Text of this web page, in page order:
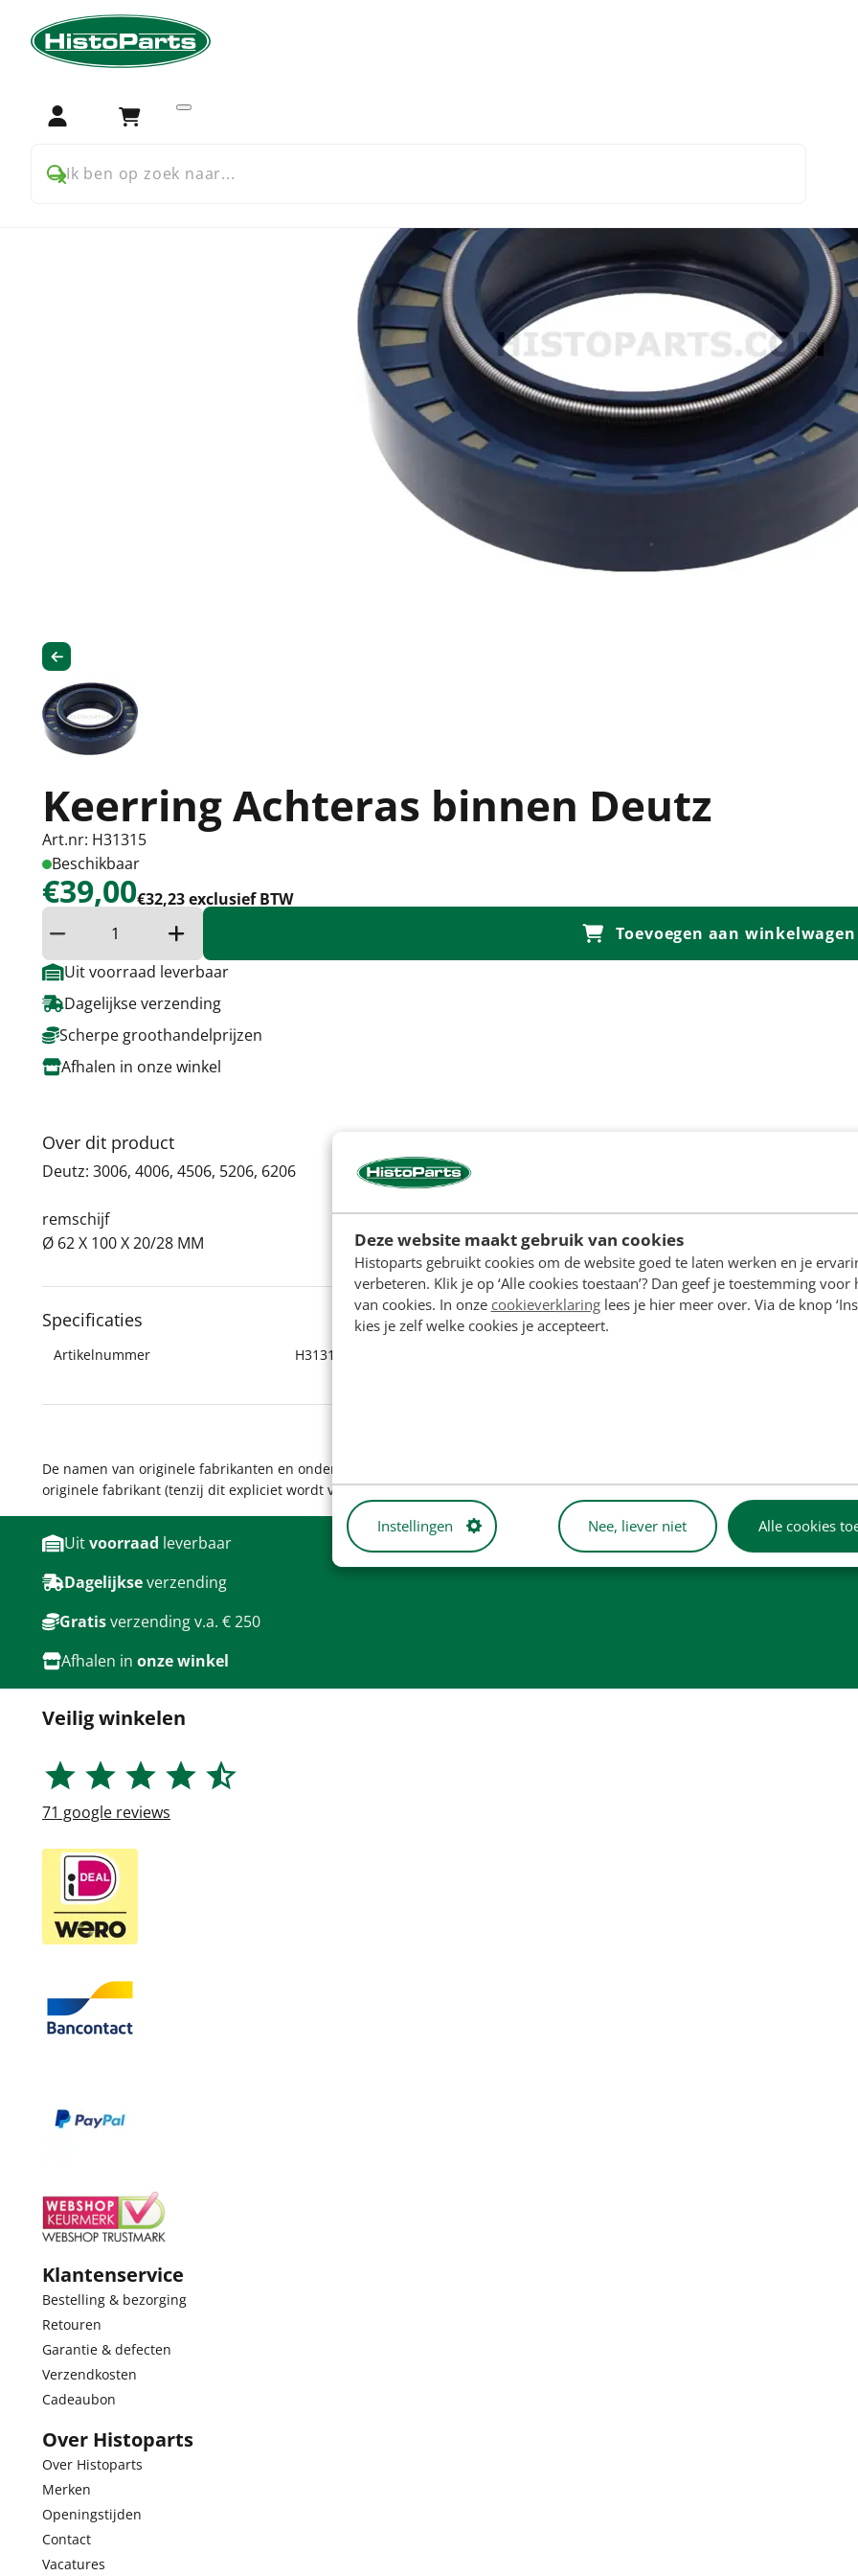
Deze website maakt gebruik van cookies
Histoparts gebruikt cookies om de website goed te laten werken en je
verbeteren. Klik je op ‘Alle cookies toestaan’? Dan geef je toestemming voor
van cookies. In onze cookieverklaringlees je hier meer over. Via de knop
kies je zelf welke cookies je accepteert.
Instellingen Nee, liever niet Alle cookies
Login Winkelwagen
Ik ben op zoek naar...
Home Trekker onderdelen
Keerring Achteras binnen Deutz
Art.nr: H31315
Beschikbaar
€39,00€32,23 exclusief BTW
Verminder hoeveelheid
Toevoegen aan winkelwagen
Uit voorraad leverbaar
Dagelijkse verzending
Scherpe groothandelprijzen
Afhalen in onze winkel
Over dit product
Deutz: 3006, 4006, 4506, 5206, 6206
remschijf
Ø 62 X 100 X 20/28 MM
Specificaties
Artikelnummer H31315
De namen van originele fabrikanten en onderdeelnummers worden uitsluitend ter referentie vermeld en zijn niet bedoeld
originele fabrikant (tenzij dit expliciet wordt vermeld). Productafbeeldingen dienen enkel ter illustratie en vormen mogelijk
Uitvoorraad leverbaar
Dagelijkseverzending
Gratisverzending v.a. € 250
Afhalen in onze winkel
Veilig winkelen
71 google reviews
Klantenservice
Bestelling & bezorging
Retouren
Garantie & defecten
Verzendkosten
Cadeaubon
Over Histoparts
Over Histoparts
Merken
Openingstijden
Contact
Vacatures